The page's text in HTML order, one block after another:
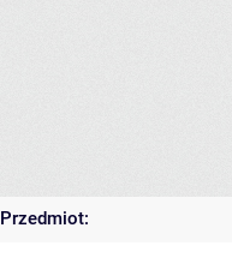
Przedmiot: